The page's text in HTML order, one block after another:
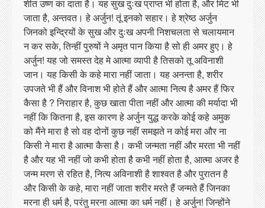
शीत उष्ण का दाता है। यह सुख दुःख प्राप्त भी होता है, और मिट भी
जाता है, अन्तवत। हे अर्जुन! तूं इनको सहार। हे श्रेष्ठ अर्जुन
जिनको इन्द्रियों के सुख और दुःख अपनी निशचलता से चलायमान
न कर सके, तिन्हीं पुरुषों ने अमृत पान किया है सो ही अमर हुए। हे
अर्जुन! यह जो समस्त देह मे आत्मा व्यापी है तिसको तू अविनाशी
जान। यह किसी के कहे मारा नहीं जाता। यह अनन्ता है, शरीर
उपजते भी हैं और विनाश भी होते हैं और आत्मा नित्य है अमर हैं फिर
कैसा है ? निराहार है, कुछ खाता पीता नहीं और आत्मा की मर्यादा भी
नहीं कि कितना है, इस कारण हे अर्जुन युद्ध करके कोई कहे अमुक
को मैंने मारा है सो वह दोनों कुछ नहीं समझते न कोई मरा और ना
किसी ने मारा है आत्मा कैसा है। कभी जन्मता नहीं और मरता भी नहीं
है और यह भी नहीं जो कभी होता है कभी नहीं होता है, आत्मा अजर है
जन्म मरण से रहित है, नित्य अविनाशी है शाश्वत है और पुरातन है
और किसी के कहे, मारा नहीं जाता शरीर मरते हैं जन्मते हैं जिनका
मरना ही धर्म है, परंतु मरना आत्मा का धर्म नहीं। हे अर्जुन! जिन्होंने